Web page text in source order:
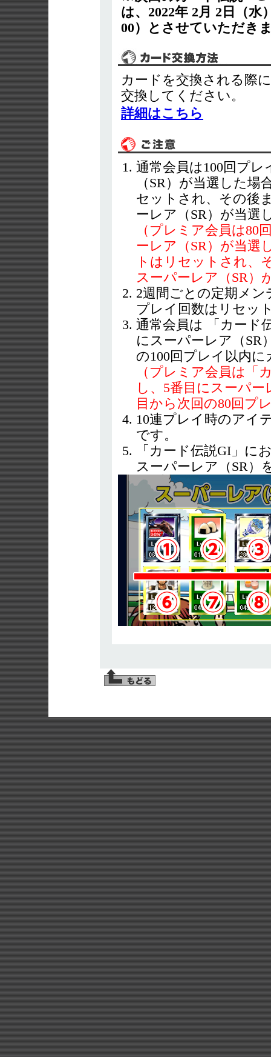
は、2022年 2月 2日（
00）とさせていただき
カードを交換される際
交換してください。
詳細はこちら
通常会員は100回プ
（SR）が当選した
セットされ、その後
ーレア（SR）が当選
（プレミア会員は80
ーレア（SR）が当選
トはリセットされ、
スーパーレア（SR）
2週間ごとの定期メ
プレイ回数はリセッ
通常会員は 「カード
にスーパーレア（SR
の100回プレイ以内
（プレミア会員は「
し、5番目にスーパー
目から次回の80回プ
10連プレイ時のアイ
です。
「カード伝説GI」に
スーパーレア（SR）